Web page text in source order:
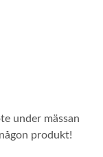
under mässan
produkt!